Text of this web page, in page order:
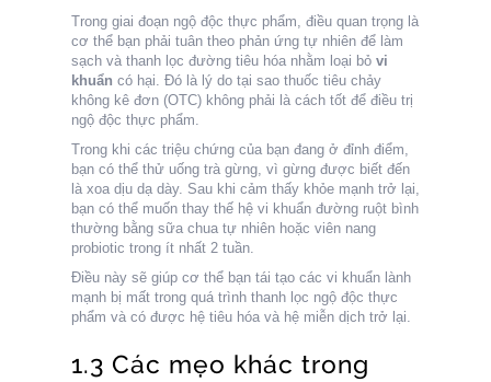
Trong giai đoạn ngộ độc thực phẩm, điều quan trọng là
cơ thể bạn phải tuân theo phản ứng tự nhiên để làm
sạch và thanh lọc đường tiêu hóa nhằm loại bỏ vi
khuẩn có hại. Đó là lý do tại sao thuốc tiêu chảy
không kê đơn (OTC) không phải là cách tốt để điều trị
ngộ độc thực phẩm.
Trong khi các triệu chứng của bạn đang ở đỉnh điểm,
bạn có thể thử uống trà gừng, vì gừng được biết đến
là xoa dịu dạ dày. Sau khi cảm thấy khỏe mạnh trở lại,
bạn có thể muốn thay thế hệ vi khuẩn đường ruột bình
thường bằng sữa chua tự nhiên hoặc viên nang
probiotic trong ít nhất 2 tuần.
Điều này sẽ giúp cơ thể bạn tái tạo các vi khuẩn lành
mạnh bị mất trong quá trình thanh lọc ngộ độc thực
phẩm và có được hệ tiêu hóa và hệ miễn dịch trở lại.
1.3 Các mẹo khác trong